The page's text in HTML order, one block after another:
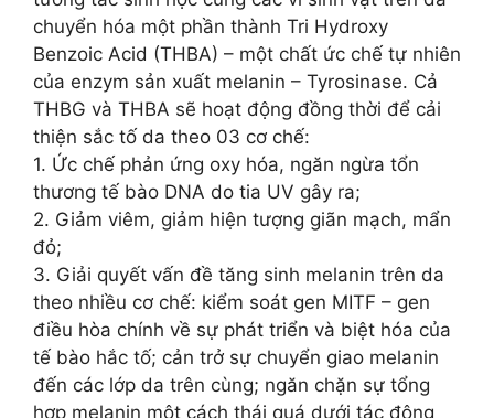
chuyển hóa một phần thành Tri Hydroxy
Benzoic Acid (THBA) – một chất ức chế tự nhiên
của enzym sản xuất melanin – Tyrosinase. Cả
THBG và THBA sẽ hoạt động đồng thời để cải
thiện sắc tố da theo 03 cơ chế:
1. Ức chế phản ứng oxy hóa, ngăn ngừa tổn
thương tế bào DNA do tia UV gây ra;
2. Giảm viêm, giảm hiện tượng giãn mạch, mẩn
đỏ;
3. Giải quyết vấn đề tăng sinh melanin trên da
theo nhiều cơ chế: kiểm soát gen MITF – gen
điều hòa chính về sự phát triển và biệt hóa của
tế bào hắc tố; cản trở sự chuyển giao melanin
đến các lớp da trên cùng; ngăn chặn sự tổng
hợp melanin một cách thái quá dưới tác động